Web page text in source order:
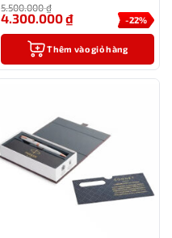
5.500.000₫
-22%
4.300.000₫
Thêm vào giỏ hàng